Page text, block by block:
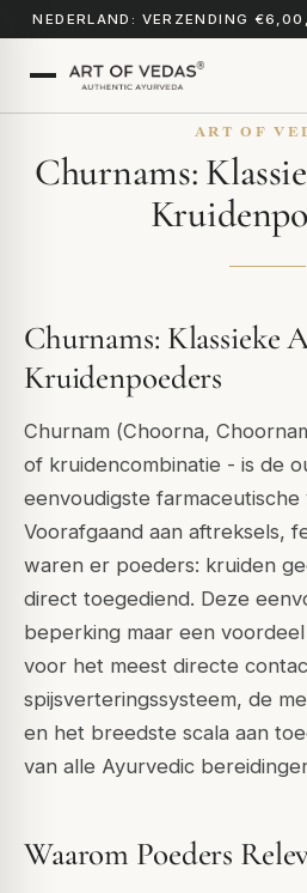
NEDERLAND: VERZENDING
ART OF
Churnams:
Churnams: Klassieke
Kruidenpoeders
Churnam (Choorna,
of kruidencombinatie - is de
eenvoudigste farmaceutische
Voorafgaand aan aftreksels,
waren er poeders: kruiden
direct toegediend. Deze
beperking maar een
voor het meest directe
spijsverteringssysteem, de
en het breedste scala aan
van alle Ayurvedic
Waarom Poeders